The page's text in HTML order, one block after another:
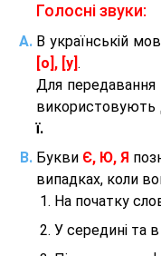
Голосні звуки:
В українській
[о], [у] .
Для передавання
використовують
ї.
Букви Є, Ю, Я
випадках, коли
На початку
У середині та в